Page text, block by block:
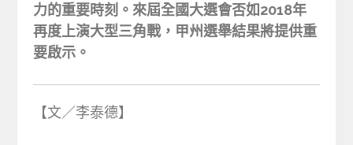
力的重要時刻。來屆全國大選會否如2018年
再度上演大型三角戰，甲州選舉結果將提供重
要啟示。
【文／李泰德】